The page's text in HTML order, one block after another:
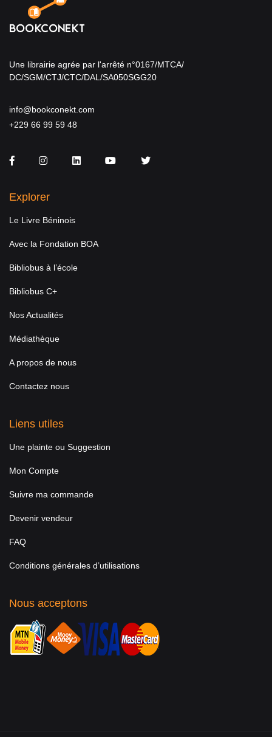
Une librairie agrée par l'arrêté n°0167/MTCA/
DC/SGM/CTJ/CTC/DAL/SA050SGG20
info@bookconekt.com
+229 66 99 59 48
FacebookInstagramLinkedInYou TubeTwitter
Explorer
Le Livre Béninois
Avec la Fondation BOA
Bibliobus à l’école
Bibliobus C+
Nos Actualités
Médiathèque
A propos de nous
Contactez nous
Liens utiles
Une plainte ou Suggestion
Mon Compte
Suivre ma commande
Devenir vendeur
FAQ
Conditions générales d’utilisations
Nous acceptons